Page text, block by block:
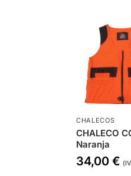
CHALECOS
CHALECO
Naranja
34,00 €